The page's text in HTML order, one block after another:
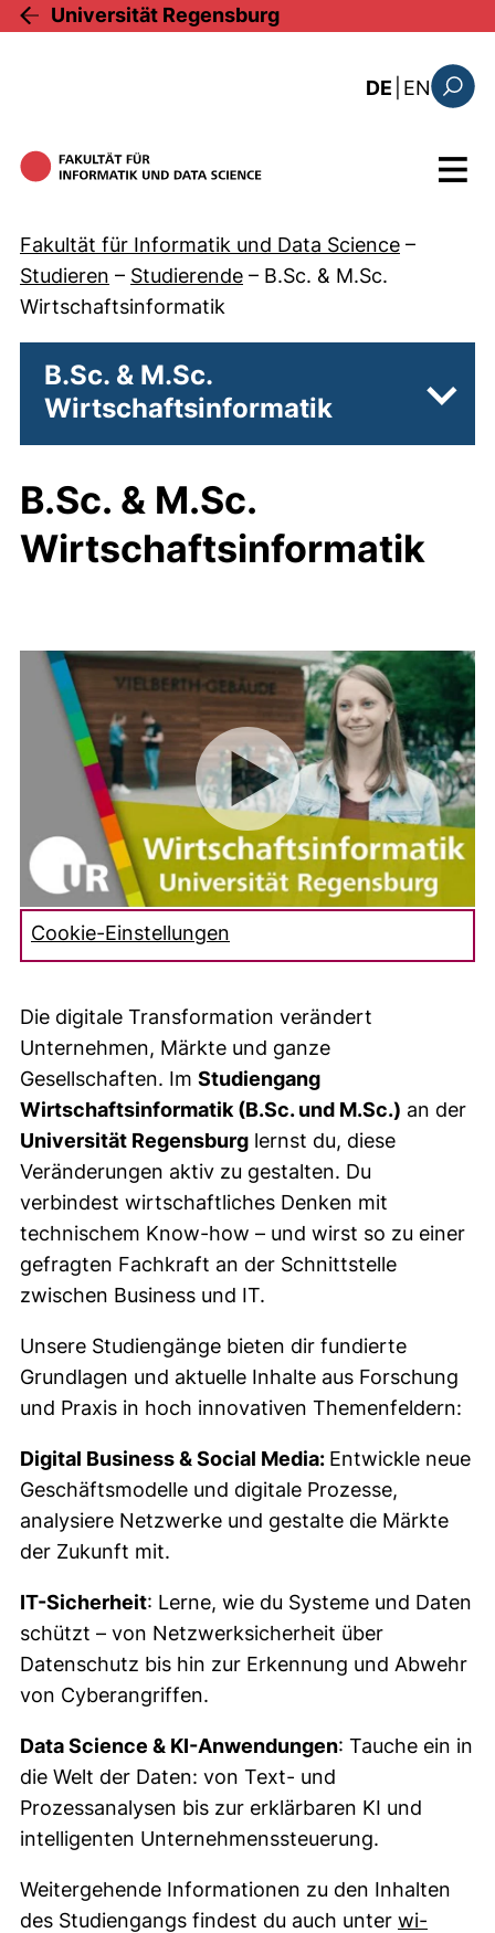
Direkt zum Inhalt
Universität Regensburg
DE EN: this
Menü
Fakultät für Informatik und Data Science –
Studieren – Studierende – B.Sc. & M.Sc.
Wirtschaftsinformatik
B.Sc. & M.Sc.
Wirtschaftsinformatik
B.Sc. & M.Sc.
Wirtschaftsinformatik
Cookie-Einstellungen
Die digitale Transformation verändert
Unternehmen, Märkte und ganze
Gesellschaften. Im Studiengang
Wirtschaftsinformatik (B.Sc. und M.Sc.) an der
Universität Regensburg lernst du, diese
Veränderungen aktiv zu gestalten. Du
verbindest wirtschaftliches Denken mit
technischem Know-how – und wirst so zu einer
gefragten Fachkraft an der Schnittstelle
zwischen Business und IT.
Unsere Studiengänge bieten dir fundierte
Grundlagen und aktuelle Inhalte aus Forschung
und Praxis in hoch innovativen Themenfeldern:
Digital Business & Social Media: Entwickle neue
Geschäftsmodelle und digitale Prozesse,
analysiere Netzwerke und gestalte die Märkte
der Zukunft mit.
IT-Sicherheit: Lerne, wie du Systeme und Daten
schützt – von Netzwerksicherheit über
Datenschutz bis hin zur Erkennung und Abwehr
von Cyberangriffen.
Data Science & KI-Anwendungen: Tauche ein in
die Welt der Daten: von Text- und
Prozessanalysen bis zur erklärbaren KI und
intelligenten Unternehmenssteuerung.
Weitergehende Informationen zu den Inhalten
des Studiengangs findest du auch unter wi-